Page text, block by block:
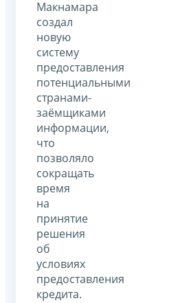
Макнамара
создал
новую
систему
предоставления
потенциальными
странами-
заёмщиками
информации,
что
позволяло
сокращать
время
на
принятие
решения
об
условиях
предоставления
кредита.